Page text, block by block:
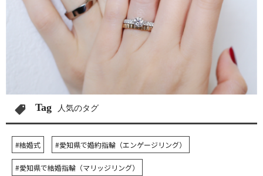
Tag 人気のタグ
#結婚式 #愛知県で婚約指輪（エンゲージリング）
#愛知県で結婚指輪（マリッジリング）